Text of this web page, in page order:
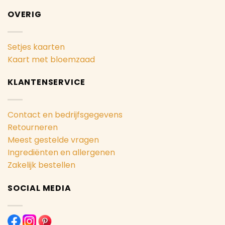
OVERIG
Setjes kaarten
Kaart met bloemzaad
KLANTENSERVICE
Contact en bedrijfsgegevens
Retourneren
Meest gestelde vragen
Ingrediënten en allergenen
Zakelijk bestellen
SOCIAL MEDIA